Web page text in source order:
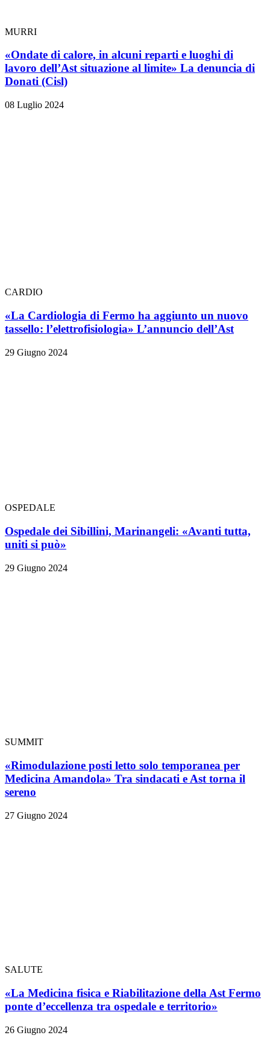
MURRI
«Ondate di calore, in alcuni reparti e luoghi di
lavoro dell’Ast situazione al limite» La denuncia di
Donati (Cisl)
08 Luglio 2024
CARDIO
«La Cardiologia di Fermo ha aggiunto un nuovo
tassello: l’elettrofisiologia» L’annuncio dell’Ast
29 Giugno 2024
OSPEDALE
Ospedale dei Sibillini, Marinangeli: «Avanti tutta,
uniti si può»
29 Giugno 2024
SUMMIT
«Rimodulazione posti letto solo temporanea per
Medicina Amandola» Tra sindacati e Ast torna il
sereno
27 Giugno 2024
SALUTE
«La Medicina fisica e Riabilitazione della Ast Fermo
ponte d’eccellenza tra ospedale e territorio»
26 Giugno 2024